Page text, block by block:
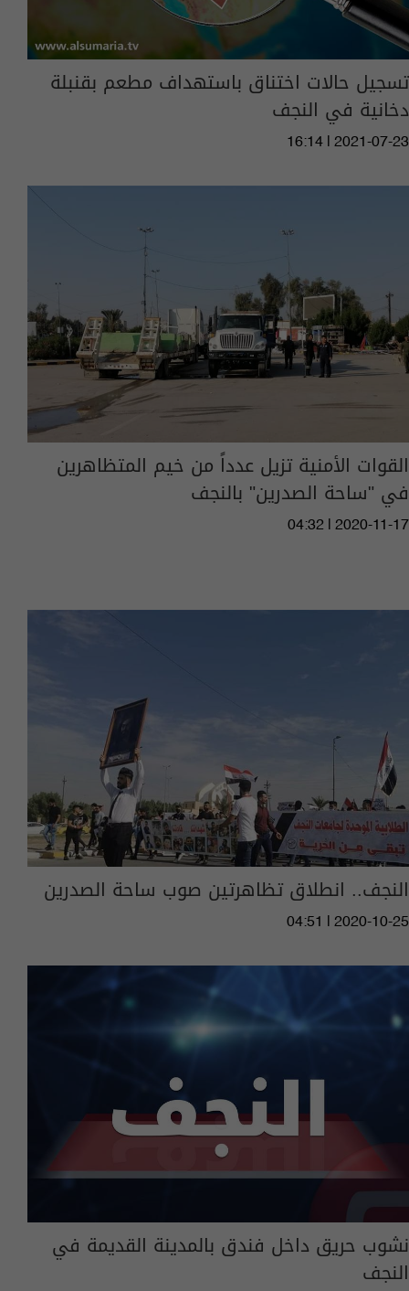
تسجيل حالات اختناق باستهداف مطعم بقنبلة
دخانية في النجف
16:14 | 2021-07-23
القوات الأمنية تزيل عدداً من خيم المتظاهرين
في "ساحة الصدرين" بالنجف
04:32 | 2020-11-17
النجف.. انطلاق تظاهرتين صوب ساحة الصدرين
04:51 | 2020-10-25
نشوب حريق داخل فندق بالمدينة القديمة في
النجف